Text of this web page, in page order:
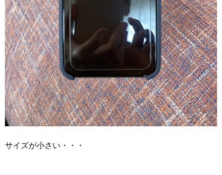
サイズが小さい・・・